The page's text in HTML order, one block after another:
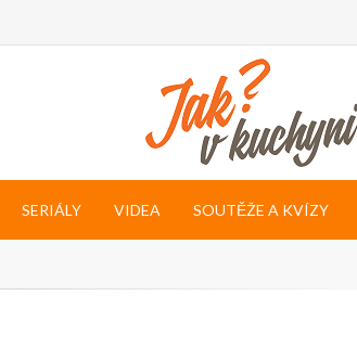
SERIÁLY VIDEA SOUTĚŽE A KVÍZY